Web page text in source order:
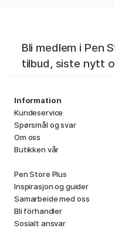
Bli medlem i Pen
tilbud, siste nytt
Information
Kundeservice
Spørsmål og svar
Om oss
Butikken vår
Pen Store Plus
Inspirasjon og guider
Samarbeide med oss
Bli förhandler
Sosialt ansvar